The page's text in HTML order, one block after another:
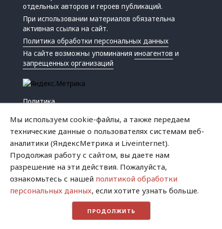
отдельных авторов и героев публикаций.
При использовании материалов обязательна
активная ссылка на сайт.
Политика обработки персональных данных
На сайте возможны упоминанияиноагентов и
запрещенных организаций
Политика
Успех
Хватит это терпеть
Мы используем cookie-файлы, а также передаем
технические данные о пользователях системам веб-
аналитики (ЯндексМетрика и Liveinternet).
Продолжая работу с сайтом, вы даете нам
разрешение на эти действия. Пожалуйста,
ознакомьтесь с нашей политикой обработки
персональных данных, если хотите узнать больше.
ПРОДОЛЖИТЬ